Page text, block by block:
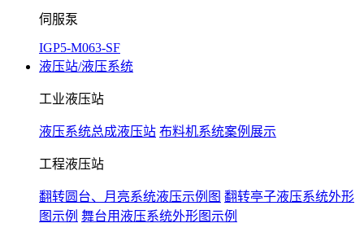
伺服泵
IGP5-M063-SF
液压站/液压系统
工业液压站
液压系统总成液压站 布料机系统案例展示
工程液压站
翻转圆台、月亮系统液压示例图 翻转亭子液压系统外形
图示例 舞台用液压系统外形图示例